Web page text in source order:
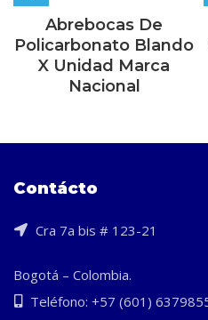
Abrebocas De
Policarbonato Blando
X Unidad Marca
Nacional
Contácto
Cra 7a bis # 123-21
Bogotá – Colombia.
Teléfono: +57 (601)